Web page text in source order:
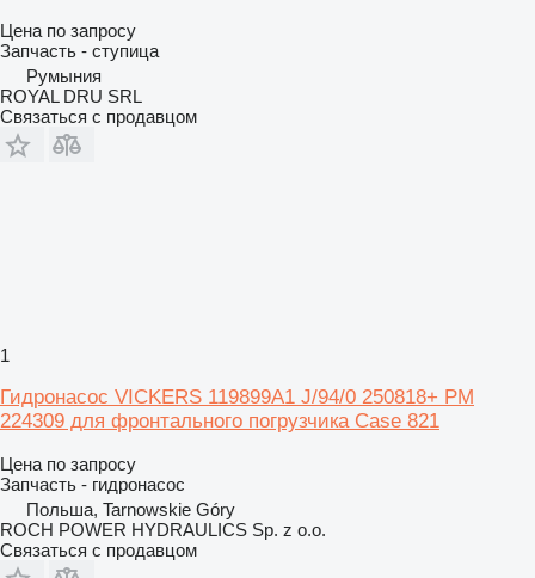
Цена по запросу
Запчасть - ступица
Румыния
ROYAL DRU SRL
Связаться с продавцом
1
Гидронасос VICKERS 119899A1 J/94/0 250818+ PM
224309 для фронтального погрузчика Case 821
Цена по запросу
Запчасть - гидронасос
Польша, Tarnowskie Góry
ROCH POWER HYDRAULICS Sp. z o.o.
Связаться с продавцом